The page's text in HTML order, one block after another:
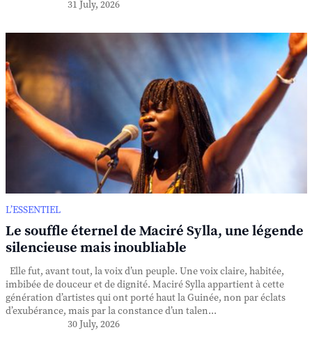
31 July, 2026
L’ESSENTIEL
Le souffle éternel de Maciré Sylla, une légende
silencieuse mais inoubliable
Elle fut, avant tout, la voix d’un peuple. Une voix claire, habitée,
imbibée de douceur et de dignité. Maciré Sylla appartient à cette
génération d’artistes qui ont porté haut la Guinée, non par éclats
d’exubérance, mais par la constance d’un talen...
30 July, 2026